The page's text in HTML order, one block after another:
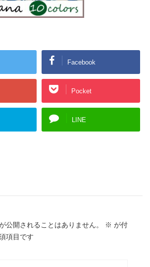
Facebook
Pocket
LINE
公開されることはありません。 ※ が付
項目です